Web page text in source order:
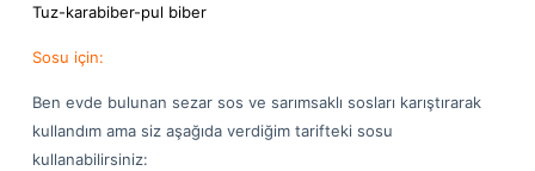
Tuz-karabiber-pul biber
Sosu için:
Ben evde bulunan sezar sos ve sarımsaklı sosları karıştırarak
kullandım ama siz aşağıda verdiğim tarifteki sosu
kullanabilirsiniz: